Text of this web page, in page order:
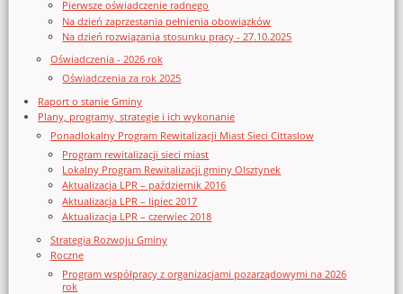
Pierwsze oświadczenie radnego
Na dzień zaprzestania pełnienia obowiązków
Na dzień rozwiązania stosunku pracy - 27.10.2025
Oświadczenia - 2026 rok
Oświadczenia za rok 2025
Raport o stanie Gminy
Plany, programy, strategie i ich wykonanie
Ponadlokalny Program Rewitalizacji Miast Sieci Cittaslow
Program rewitalizacji sieci miast
Lokalny Program Rewitalizacji gminy Olsztynek
Aktualizacja LPR – październik 2016
Aktualizacja LPR – lipiec 2017
Aktualizacja LPR – czerwiec 2018
Strategia Rozwoju Gminy
Roczne
Program współpracy z organizacjami pozarządowymi na 2026
rok